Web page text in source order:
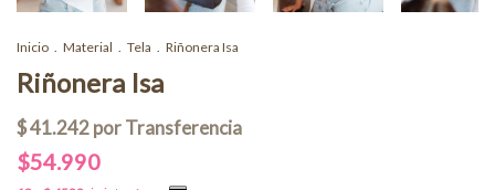
Inicio . Material . Tela . Riñonera Isa
Riñonera Isa
$54.990